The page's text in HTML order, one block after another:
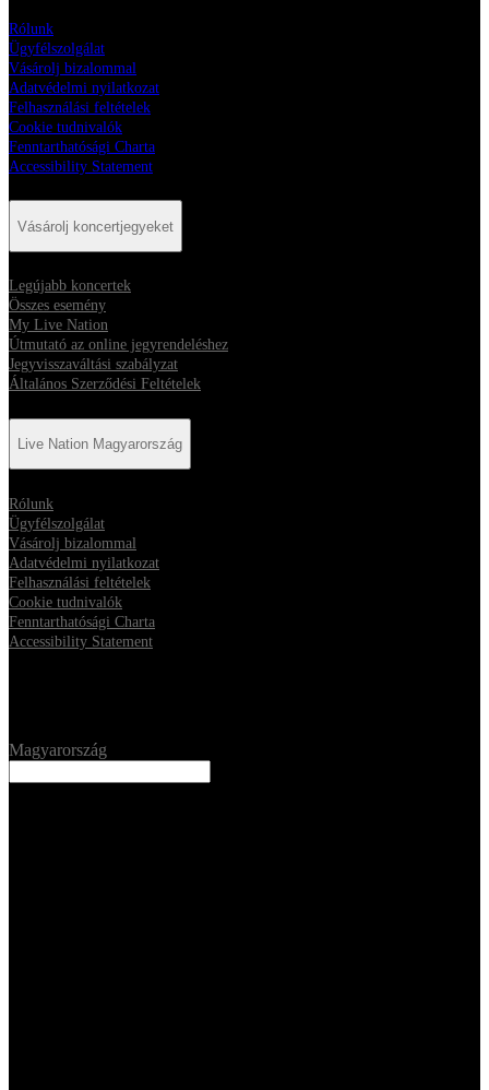
Rólunk
Ügyfélszolgálat
Vásárolj bizalommal
Adatvédelmi nyilatkozat
Felhasználási feltételek
Cookie tudnivalók
Fenntarthatósági Charta
Accessibility Statement
Vásárolj koncertjegyeket
Legújabb koncertek
Összes esemény
My Live Nation
Útmutató az online jegyrendeléshez
Jegyvisszaváltási szabályzat
Általános Szerződési Feltételek
Live Nation Magyarország
Rólunk
Ügyfélszolgálat
Vásárolj bizalommal
Adatvédelmi nyilatkozat
Felhasználási feltételek
Cookie tudnivalók
Fenntarthatósági Charta
Accessibility Statement
Magyarország